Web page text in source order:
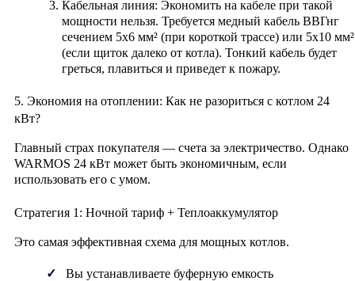
Кабельная линия: Экономить на кабеле при такой
мощности нельзя. Требуется медный кабель ВВГнг
сечением 5х6 мм² (при короткой трассе) или 5х10 мм²
(если щиток далеко от котла). Тонкий кабель будет
греться, плавиться и приведет к пожару.
5. Экономия на отоплении: Как не разориться с котлом 24
кВт?
Главный страх покупателя — счета за электричество. Однако
WARMOS 24 кВт может быть экономичным, если
использовать его с умом.
Стратегия 1: Ночной тариф + Теплоаккумулятор
Это самая эффективная схема для мощных котлов.
Вы устанавливаете буферную емкость